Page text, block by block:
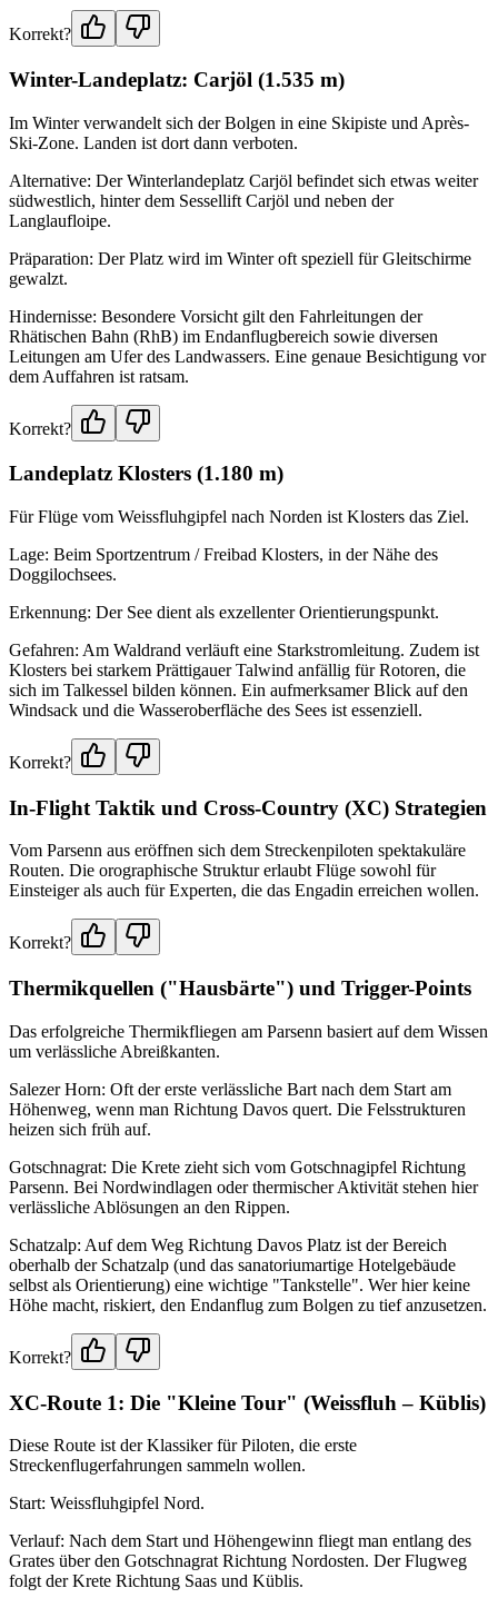
Korrekt?
Winter-Landeplatz: Carjöl (1.535 m)
Im Winter verwandelt sich der Bolgen in eine Skipiste und Après-
Ski-Zone. Landen ist dort dann verboten.
Alternative: Der Winterlandeplatz Carjöl befindet sich etwas weiter
südwestlich, hinter dem Sessellift Carjöl und neben der
Langlaufloipe.
Präparation: Der Platz wird im Winter oft speziell für Gleitschirme
gewalzt.
Hindernisse: Besondere Vorsicht gilt den Fahrleitungen der
Rhätischen Bahn (RhB) im Endanflugbereich sowie diversen
Leitungen am Ufer des Landwassers. Eine genaue Besichtigung vor
dem Auffahren ist ratsam.
Korrekt?
Landeplatz Klosters (1.180 m)
Für Flüge vom Weissfluhgipfel nach Norden ist Klosters das Ziel.
Lage: Beim Sportzentrum / Freibad Klosters, in der Nähe des
Doggilochsees.
Erkennung: Der See dient als exzellenter Orientierungspunkt.
Gefahren: Am Waldrand verläuft eine Starkstromleitung. Zudem ist
Klosters bei starkem Prättigauer Talwind anfällig für Rotoren, die
sich im Talkessel bilden können. Ein aufmerksamer Blick auf den
Windsack und die Wasseroberfläche des Sees ist essenziell.
Korrekt?
In-Flight Taktik und Cross-Country (XC) Strategien
Vom Parsenn aus eröffnen sich dem Streckenpiloten spektakuläre
Routen. Die orographische Struktur erlaubt Flüge sowohl für
Einsteiger als auch für Experten, die das Engadin erreichen wollen.
Korrekt?
Thermikquellen ("Hausbärte") und Trigger-Points
Das erfolgreiche Thermikfliegen am Parsenn basiert auf dem Wissen
um verlässliche Abreißkanten.
Salezer Horn: Oft der erste verlässliche Bart nach dem Start am
Höhenweg, wenn man Richtung Davos quert. Die Felsstrukturen
heizen sich früh auf.
Gotschnagrat: Die Krete zieht sich vom Gotschnagipfel Richtung
Parsenn. Bei Nordwindlagen oder thermischer Aktivität stehen hier
verlässliche Ablösungen an den Rippen.
Schatzalp: Auf dem Weg Richtung Davos Platz ist der Bereich
oberhalb der Schatzalp (und das sanatoriumartige Hotelgebäude
selbst als Orientierung) eine wichtige "Tankstelle". Wer hier keine
Höhe macht, riskiert, den Endanflug zum Bolgen zu tief anzusetzen.
Korrekt?
XC-Route 1: Die "Kleine Tour" (Weissfluh – Küblis)
Diese Route ist der Klassiker für Piloten, die erste
Streckenflugerfahrungen sammeln wollen.
Start: Weissfluhgipfel Nord.
Verlauf: Nach dem Start und Höhengewinn fliegt man entlang des
Grates über den Gotschnagrat Richtung Nordosten. Der Flugweg
folgt der Krete Richtung Saas und Küblis.